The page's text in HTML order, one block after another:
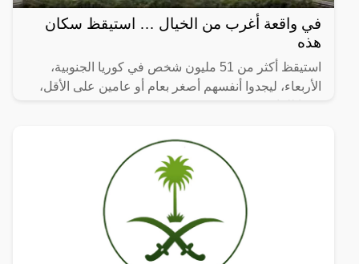
في واقعة أغرب من الخيال … استيقظ سكان
هذه
استيقظ أكثر من 51 مليون شخص في كوريا الجنوبية،
الأربعاء، ليجدوا أنفسهم أصغر بعام أو عامين على الأقل،